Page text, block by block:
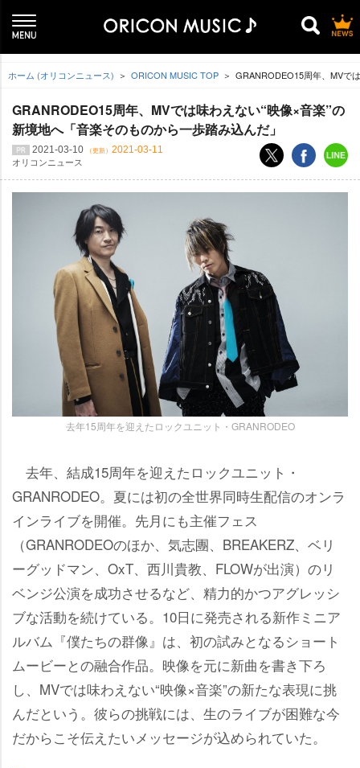
ホーム (オリコンニュース) ORICON MUSIC TOP GRANRODEO15周年、MVで
GRANRODEO15周年、MVでは味わえない“映像×音楽”の
新境地へ「音楽そのものから一歩踏み込んだ」
2021-03-10 （更新） 2021-03-11
オリコンニュース
去年15周年を迎えたロックユニット・GRANRODEO
去年、結成15周年を迎えたロックユニット・
GRANRODEO。夏には初の全世界同時生配信のオンラ
インライブを開催。先月にも主催フェス
（GRANRODEOのほか、気志團、BREAKERZ、ベリ
ーグッドマン、OxT、西川貴教、FLOWが出演）のリ
ベンジ公演を成功させるなど、精力的かつアグレッシ
ブな活動を続けている。10日に発売される新作ミニア
ルバム『僕たちの群像』は、初の試みとなるショート
ムービーとの融合作品。映像を元に新曲を書き下ろ
し、MVでは味わえない“映像×音楽”の新たな表現に挑
んだという。彼らの挑戦には、生のライブが困難な今
だからこそ伝えたいメッセージが込められていた。